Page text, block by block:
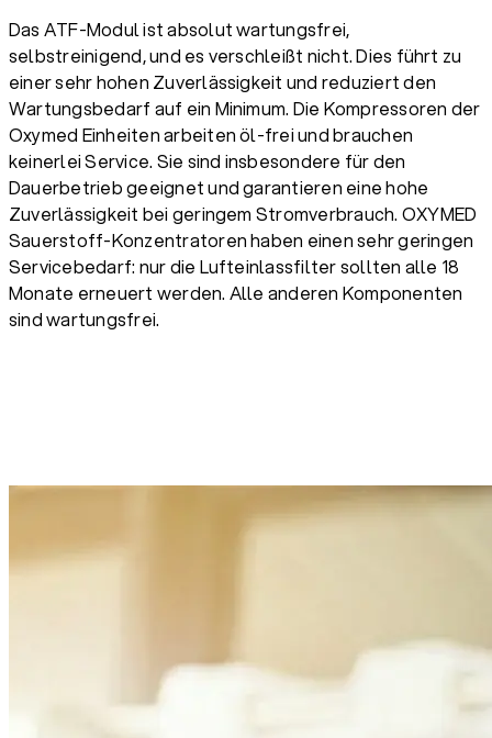
Das ATF-Modul ist absolut wartungsfrei,
selbstreinigend, und es verschleißt nicht. Dies führt zu
einer sehr hohen Zuverlässigkeit und reduziert den
Wartungsbedarf auf ein Minimum. Die Kompressoren der
Oxymed Einheiten arbeiten öl-frei und brauchen
keinerlei Service. Sie sind insbesondere für den
Dauerbetrieb geeignet und garantieren eine hohe
Zuverlässigkeit bei geringem Stromverbrauch. OXYMED
Sauerstoff-Konzentratoren haben einen sehr geringen
Servicebedarf: nur die Lufteinlassfilter sollten alle 18
Monate erneuert werden. Alle anderen Komponenten
sind wartungsfrei.